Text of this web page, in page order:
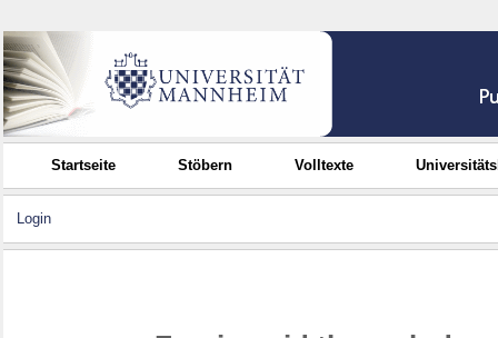
Startseite Stöbern Volltexte
Login